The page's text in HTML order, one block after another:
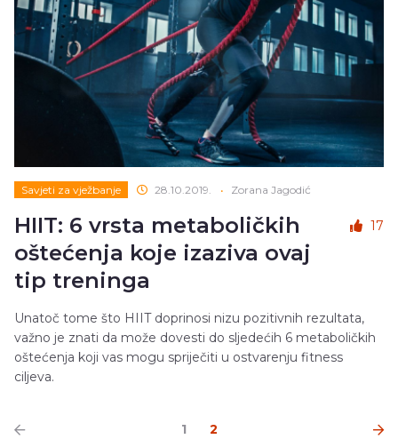
Savjeti za vježbanje 28.10.2019. • Zorana Jagodić
HIIT: 6 vrsta metaboličkih
oštećenja koje izaziva ovaj
tip treninga
17
Unatoč tome što HIIT doprinosi nizu pozitivnih rezultata,
važno je znati da može dovesti do sljedećih 6 metaboličkih
oštećenja koji vas mogu spriječiti u ostvarenju fitness
ciljeva.
1 2